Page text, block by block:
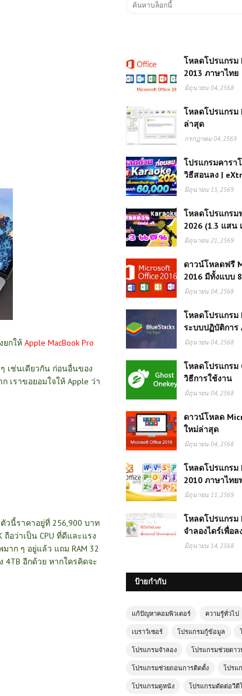
ยกให้ Apple MacBook Pro
เช่นเดียวกัน ก่อนอื่นของ
เราขอยอมใจให้ Apple ว่า
ตัวนี้ราคาอยู่ที่ 256,900 บาท
อว่าเป็น CPU ที่ดีและแรง
มาก ๆ อยู่แล้ว แถม RAM 32
4TB อีกด้วย หากใครคิดจะ
โหลดโปรแกรม
2013 ภาษาไทย
มิถุนายน 04, 2568
โหลดโปรแกรม
ล่าสุด
กรกฎาคม 04, 2569
โปรแกรมคารา
วิธีสอนลง |
มิถุนายน 15, 2569
โหลดโปรแกรม
2026 (1.3 แสน
มิถุนายน 21, 2569
ดาวน์โหลดฟรี
2016 มีทั้งแบบ
มิถุนายน 04, 2568
โหลดโปรแกรม
ระบบปฏิบัติการ
มิถุนายน 04, 2568
โหลดโปรแกรม
วิธีการใช้งาน
มิถุนายน 04, 2568
ดาวน์โหลด
ใหม่ล่าสุด
มิถุนายน 04, 2568
โหลดโปรแกรม
2010 ภาษาไทย
มิถุนายน 11, 2569
โหลดโปรแกรม
จำลองไดร์เพื่อ
มิถุนายน 14, 2568
ป้ายกำกับ
แก้ปัญหาคอมพิวเตอร์ ความรู้ทั่วไป
เบราว์เซอร์ โปรแกรมกู้ข้อมูล
โปรแกรมจำลอง โปรแกรมช่วยดา
โปรแกรมช่วยถอนการติดตั้ง โปรแ
โปรแกรมดูหนัง โปรแกรมตัดต่อวีดี